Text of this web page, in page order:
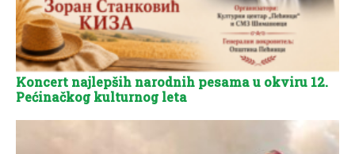
Koncert najlepših narodnih pesama u okviru 12.
Pećinačkog kulturnog leta